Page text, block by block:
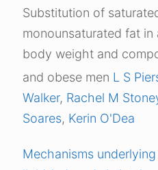
Substitution of
monounsaturated fat
body weight and
and obese men L S
Walker, Rachel M
Soares, Kerin O'Dea
Mechanisms